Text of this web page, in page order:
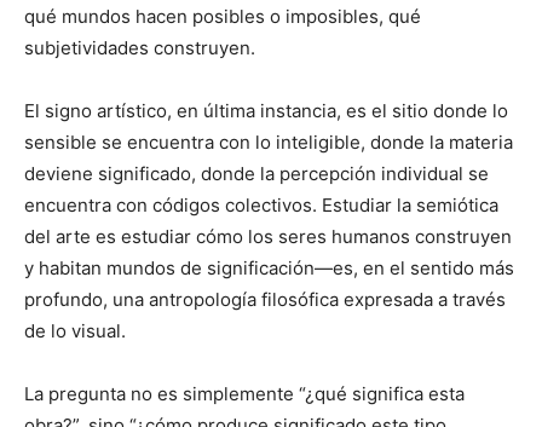
qué mundos hacen posibles o imposibles, qué
subjetividades construyen.
El signo artístico, en última instancia, es el sitio donde lo
sensible se encuentra con lo inteligible, donde la materia
deviene significado, donde la percepción individual se
encuentra con códigos colectivos. Estudiar la semiótica
del arte es estudiar cómo los seres humanos construyen
y habitan mundos de significación—es, en el sentido más
profundo, una antropología filosófica expresada a través
de lo visual.
La pregunta no es simplemente “¿qué significa esta